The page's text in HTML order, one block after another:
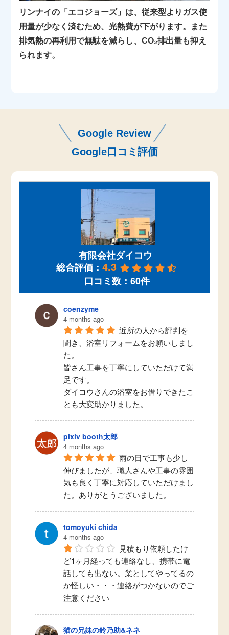
リンナイの「エコジョーズ」は、従来型よりガス使
用量が少なく済むため、光熱費が下がります。また
排気熱の再利用で無駄を減らし、CO₂排出量も抑え
られます。
Google Review
Google口コミ評価
有限会社ダイコウ
総合評価： 4.3
口コミ数：60件
coenzyme
4 months ago
近所の人から評判を
聞き、浴室リフォームをお願いしまし
た。
皆さん工事を丁寧にしていただけて満
足です。
ダイコウさんの浴室をお借りできたこ
とも大変助かりました。
pixiv booth太郎
4 months ago
雨の日で工事も少し
伸びましたが、職人さんや工事の雰囲
気も良く丁寧に対応していただけまし
た。ありがとうございました。
tomoyuki chida
4 months ago
見積もり依頼したけ
ど1ヶ月経っても連絡なし、携帯に電
話しても出ない。業としてやってるの
か怪しい・・・連絡がつかないのでご
注意ください
猫の兄妹の鈴乃助&ネネ